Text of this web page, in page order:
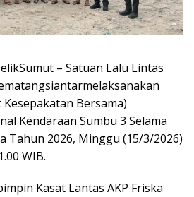
– Satuan Lalu Lintas
Kesepakatan Bersama)
Kendaraan Sumbu 3 Selama
Tahun 2026, Minggu (15/3/2026)
WIB.
Kasat Lantas AKP Friska